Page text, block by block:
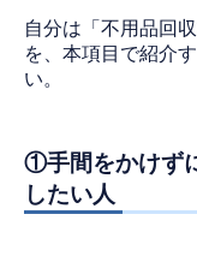
自分は「不用品回
を、本項目で紹介
い。
①手間をかけず
したい人